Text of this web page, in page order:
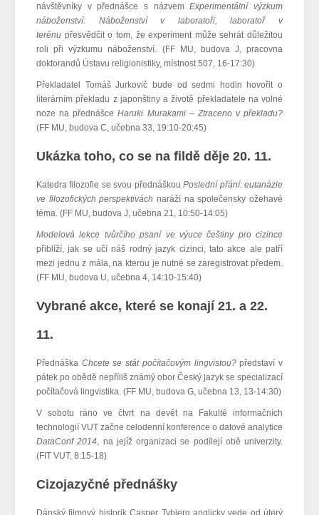
návštěvníky v přednášce s názvemExperimentální výzkum
náboženství: Náboženství v laboratoři, laboratoř v
terénu přesvědčito tom, že experiment může sehrát důležitou
roli při výzkumu náboženství. (FF MU, budova J, pracovna
doktorandů Ústavu religionistiky, místnost 507, 16-17:30)
Překladatel Tomáš Jurkovič bude od sedmi hodin hovořit o
literárním překladu z japonštiny a životě překladatele na volné
noze na přednášceHaruki Murakami – Ztraceno v překladu?
(FF MU, budova C, učebna 33, 19:10-20:45)
Ukázka toho, co se na fildě děje 20. 11.
Katedra filozofie se svou přednáškouPoslední přání: eutanázie
ve filozofických perspektivách naráží na společensky ožehavé
téma. (FF MU, budova J, učebna 21, 10:50-14:05)
Modelová lekce tvůrčího psaní ve výuce češtiny pro cizince
přiblíží, jak se učí náš rodný jazyk cizinci, tato akce ale patří
mezi jednu z mála, na kterou je nutné se zaregistrovat předem.
(FF MU, budova U, učebna 4, 14:10-15:40)
Vybrané akce, které se konají 21. a 22.
11.
Přednáška Chcete se stát počítačovým lingvistou?představí v
pátek po obědě nepříliš známý obor Český jazyk se specializací
počítačová lingvistika. (FF MU, budova G, učebna 13, 13-14:30)
V sobotu ráno ve čtvrt na devět na Fakultě informačních
technologií VUT začne celodenní konference o datové analytice
DataConf 2014 , na jejíž organizaci se podílejí obě univerzity.
(FIT VUT, 8:15-18)
Cizojazyčné přednášky
Dánský filmový historik Casper Tybjerg anglicky vede od úterý